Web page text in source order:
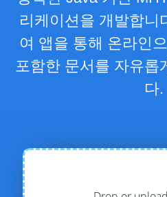
리케이션을 개발합니
여 앱을 통해 온라인
포함한 문서를 자유롭
다.